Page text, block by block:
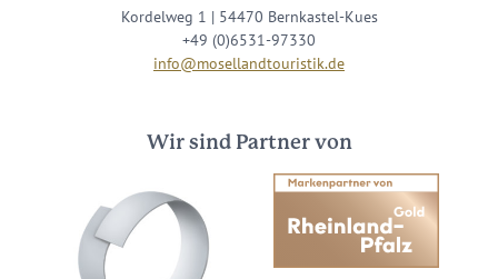
Kordelweg 1 | 54470 Bernkastel-Kues
+49 (0)6531-97330
info@mosellandtouristik.de
Wir sind Partner von